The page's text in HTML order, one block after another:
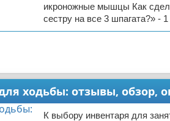
икроножные мышцы Как
сестру на все 3 шпагата?» -
ходьбы: отзывы, обзор,
К выбору инвентаря для